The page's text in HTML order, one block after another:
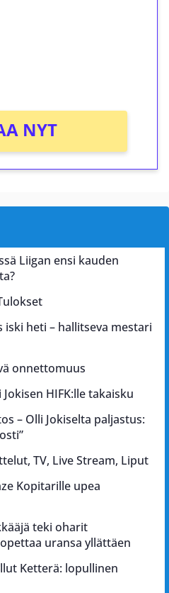
NYT
Liigan ensi kauden
iski heti – hallitseva mestari
onnettomuus
HIFK:lle takaisku
– Olli Jokiselta paljastus:
TV, Live Stream, Liput
Kopitarille upea
teki oharit
uransa yllättäen
Ketterä: lopullinen